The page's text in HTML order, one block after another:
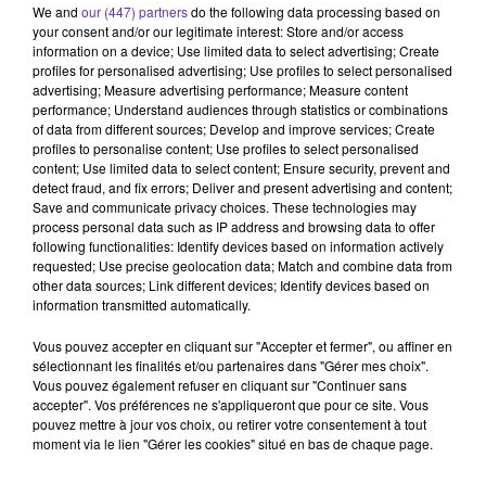
SADA L MAGHREB 21 10 25 PA_
21 octobre 2025 - 3 min 56 sec
SADA L MAGHREB 21 10 25 PA_
omar
SADA L MAGHREB 21 10 25 PA_
SADA L MAGHREB 21 10 25 PA_
We and our (447) partnersdo the following data processing based on
your consent and/or our legitimate interest: Store and/or access
information on a device; Use limited data to select advertising; Create
profiles for personalised advertising; Use profiles to select personalised
advertising; Measure advertising performance; Measure content
performance; Understand audiences through statistics or combinations
of data from different sources; Develop and improve services; Create
profiles to personalise content; Use profiles to select personalised
content; Use limited data to select content; Ensure security, prevent and
detect fraud, and fix errors; Deliver and present advertising and content;
Save and communicate privacy choices. These technologies may
process personal data such as IP address and browsing data to offer
following functionalities: Identify devices based on information actively
requested; Use precise geolocation data; Match and combine data from
other data sources; Link different devices; Identify devices based on
information transmitted automatically.
Vous pouvez accepter en cliquant sur "Accepter et fermer", ou affiner en
sélectionnant les finalités et/ou partenaires dans "Gérer mes choix".
Vous pouvez également refuser en cliquant sur "Continuer sans
accepter". Vos préférences ne s'appliqueront que pour ce site. Vous
pouvez mettre à jour vos choix, ou retirer votre consentement à tout
moment via le lien "Gérer les cookies" situé en bas de chaque page.